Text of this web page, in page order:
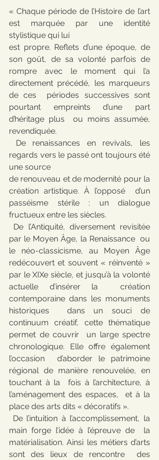
« Chaque période de l’Histoire de l’art
est marquée par une identité
stylistique qui lui
est propre. Reflets d’une époque, de
son goût, de sa volonté parfois de
rompre avec le moment qui l’a
directement précédé, les marqueurs
de ces  périodes successives sont
pourtant empreints d’une part
d’héritage plus  ou moins assumée,
revendiquée.
regards vers le passé ont toujours été
une source
de renouveau et de modernité pour la
création artistique. À l’opposé  d’un
passéisme stérile : un dialogue
fructueux entre les siècles.
par le Moyen Âge, la Renaissance  ou
le néo-classicisme, au Moyen Âge
redécouvert et souvent « réinventé »
par le XIXe siècle, et jusqu’à la volonté
actuelle d’insérer la  création
contemporaine dans les monuments
historiques  dans un souci de
continuum créatif, cette thématique
permet de couvrir  un large spectre
chronologique. Elle offre également
l’occasion  d’aborder le patrimoine
régional de manière renouvelée, en
touchant à la  fois à l’architecture, à
l’aménagement des espaces,  et à la
place des arts dits « décoratifs ».
main forge l’idée à l’épreuve de  la
matérialisation. Ainsi les métiers d’arts
sont des lieux de rencontre  des